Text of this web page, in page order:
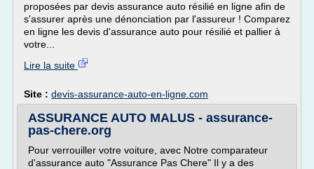
proposées par devis assurance auto résilié en ligne afin de
s'assurer après une dénonciation par l'assureur ! Comparez
en ligne les devis d'assurance auto pour résilié et pallier à
votre...
Lire la suite
Site : devis-assurance-auto-en-ligne.com
ASSURANCE AUTO MALUS - assurance-
pas-chere.org
Pour verrouiller votre voiture, avec Notre comparateur
d'assurance auto "Assurance Pas Chere" Il y a des